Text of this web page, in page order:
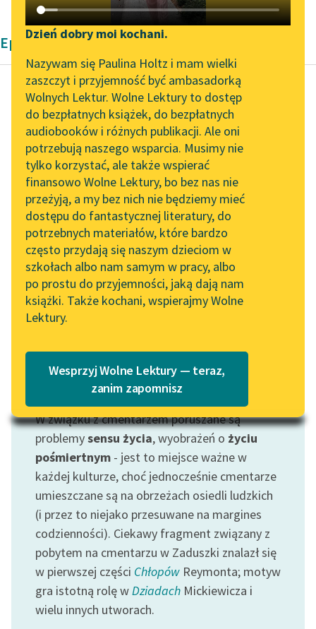
Katalog DAISY
Podkasty o książkach
Zgłoś brak utworu
Aktualności
Spotkanie z Katarzyną
Tunkiel w Oslo
Wolne Lektury na 32.
Pol’and’Rock Festivalu
„Kochanek Lady
Chatterley” do słuchania
na Wolnych Lekturach
Nowy audiobook –
„Marzenie o Oriencie”
Sophie Elkan
Kolekcja Nadwyraz.com x
Wolne Lektury – idealna na
Lektury szkolne i klasyka
literatury do słuchania dla
uczennic i uczniów z
niepełnosprawnościami
E-kolekcja lektur
szkolnych i literatury do
słuchania dla uczennic i
uczniów z
niepełnosprawnościami
Feministyczne inspiracje.
Popularyzacja
Narzędzia
Mapa Wolnych Lektur
Leśmianator
Przewodnik dla piszących i
czytających
API
OAI-PMH
Widget Wolnych Lektur
Przypisy
Katalog w formacie PDF
Dzień dobry moi kochani.
Nazywam się Paulina Holtz i mam wielki
zaszczyt i przyjemność być ambasadorką
Wolnych Lektur. Wolne Lektury to dostęp
do bezpłatnych książek, do bezpłatnych
audiobooków i różnych publikacji. Ale oni
potrzebują naszego wsparcia. Musimy nie
tylko korzystać, ale także wspierać
finansowo Wolne Lektury, bo bez nas nie
przeżyją, a my bez nich nie będziemy mieć
dostępu do fantastycznej literatury, do
potrzebnych materiałów, które bardzo
często przydają się naszym dzieciom w
szkołach albo nam samym w pracy, albo
po prostu do przyjemności, jaką dają nam
książki. Także kochani, wspierajmy Wolne
Lektury.
Wesprzyj Wolne Lektury — teraz,
zanim zapomnisz
Epika Teodora Tripplina
Teodor Tripplin
Podróż po Księżycu
Był to właśnie wulkan
służący naszemu
miastu za smętarz i
sterczący wśród
głębokiego jeziora,
zwanego...
Czytaj więcej
Motyw: Cmentarz
W związku z cmentarzem poruszane są
problemysensu życia, wyobrażeń o życiu
pośmiertnym - jest to miejsce ważne w
każdej kulturze, choć jednocześnie cmentarze
umieszczane są na obrzeżach osiedli ludzkich
(i przez to niejako przesuwane na margines
codzienności). Ciekawy fragment związany z
pobytem na cmentarzu w Zaduszki znalazł się
w pierwszej części Chłopów Reymonta; motyw
gra istotną rolę wDziadach Mickiewicza i
wielu innych utworach.